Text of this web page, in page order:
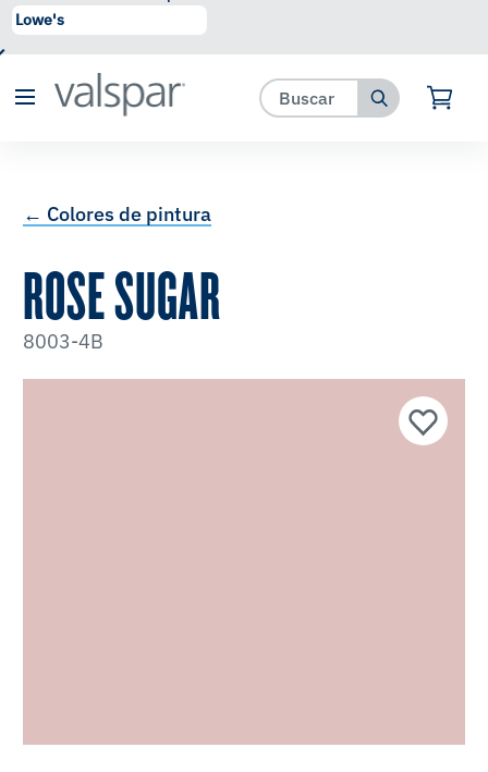
se ha agregado a favoritos.
← Colores de pintura
ROSE SUGAR
8003-4B